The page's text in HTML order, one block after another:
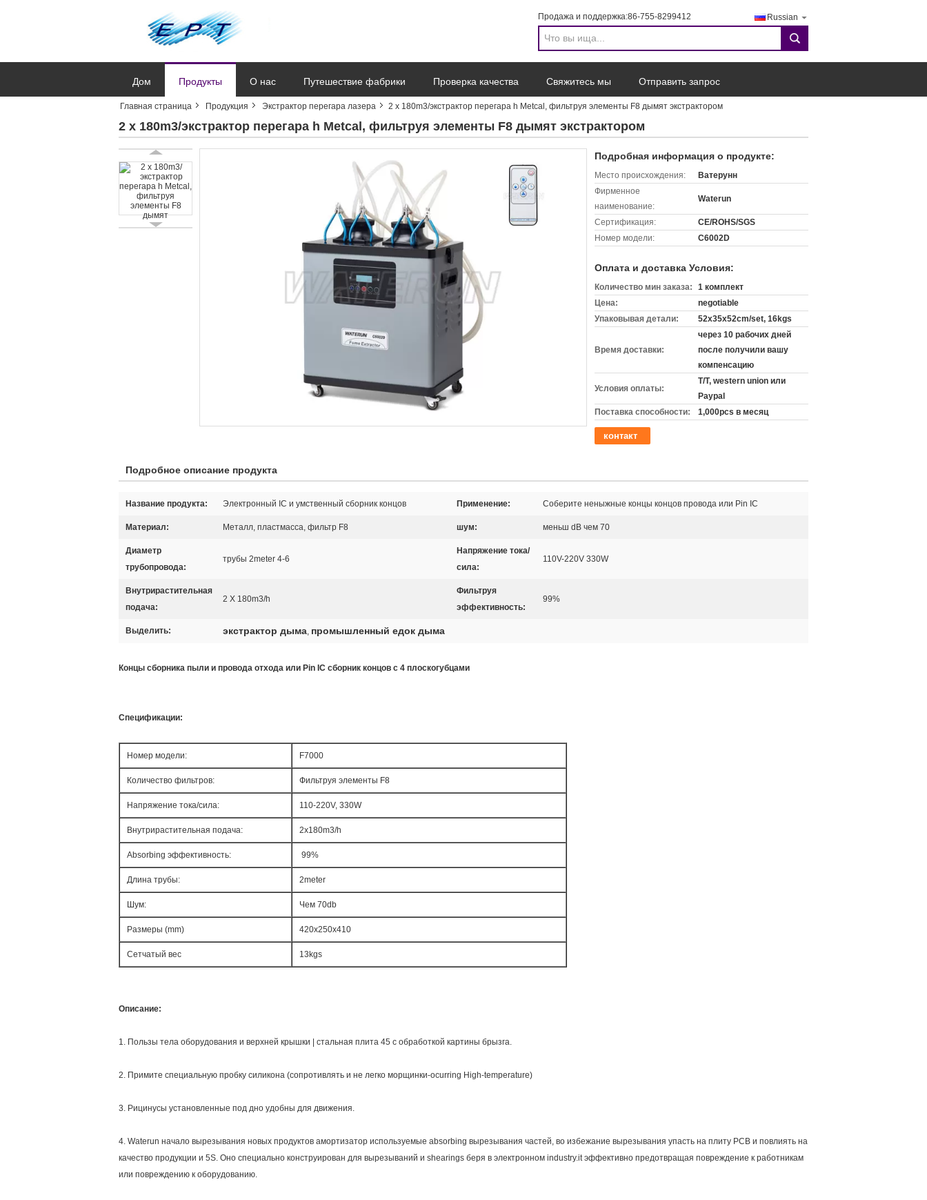
Продажа и поддержка:86-755-8299412 Russian
search
Дом Продукты О нас Путешествие фабрики Проверка качества Свяжитесь мы Отправить запрос
Главная страница Продукция Экстрактор перегара лазера 2 x 180m3/экстрактор перегара h Metcal, фильтруя элементы F8 дымят экстрактором
2 x 180m3/экстрактор перегара h Metcal, фильтруя элементы F8 дымят экстрактором
Подробная информация о продукте:
Место происхождения:
Ватерунн
Фирменное
наименование:
Waterun
Сертификация:
CE/ROHS/SGS
Номер модели:
C6002D
Оплата и доставка Условия:
Количество мин заказа:
1 комплект
Цена:
negotiable
Упаковывая детали:
52x35x52cm/set, 16kgs
Время доставки:
через 10 рабочих дней
после получили вашу
компенсацию
Условия оплаты:
T/T, western union или
Paypal
Поставка способности:
1,000pcs в месяц
контакт
Подробное описание продукта
Название продукта: Электронный IC и умственный сборник концов Применение: Соберите неныжные концы концов провода или Pin IC
Материал: Металл, пластмасса, фильтр F8 шум: меньш dB чем 70
Диаметр
трубопровода:
трубы 2meter 4-6
Напряжение тока/
сила:
110V-220V 330W
Внутрирастительная
подача:
2 X 180m3/h
Фильтруя
эффективность:
99%
Выделить: экстрактор дыма, промышленный едок дыма
Концы сборника пыли и провода отхода или Pin IC сборник концов с 4 плоскогубцами
Спецификации:
Номер модели: F7000
Количество фильтров: Фильтруя элементы F8
Напряжение тока/сила: 110-220V, 330W
Внутрирастительная подача: 2x180m3/h
Absorbing эффективность: 99%
Длина трубы: 2meter
Шум: Чем 70db
Размеры (mm) 420x250x410
Сетчатый вес 13kgs
Описание:
1. Пользы тела оборудования и верхней крышки | стальная плита 45 с обработкой картины брызга.
2. Примите специальную пробку силикона (сопротивлять и не легко морщинки-ocurring High-temperature)
3. Рицинусы установленные под дно удобны для движения.
4. Waterun начало вырезывания новых продуктов амортизатор используемые absorbing вырезывания частей, во избежание вырезывания упасть на плиту PCB и повлиять на
качество продукции и 5S. Оно специально конструирован для вырезываний и shearings беря в электронном industry.it эффективно предотвращая повреждение к работникам
или повреждению к оборудованию.